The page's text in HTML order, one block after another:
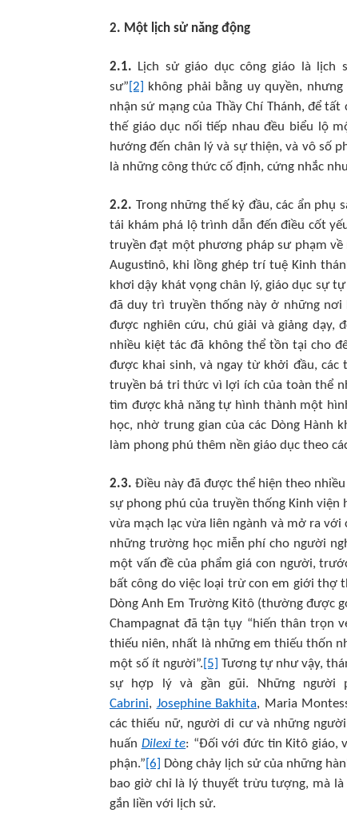
2. Một lịch sử năng động
2.1. Lịch sử giáo dục công giáo là lịch
sư” [2] không phải bằng uy quyền,
nhận sứ mạng của Thầy Chí Thánh, để
thế giáo dục nối tiếp nhau đều biểu lộ
hướng đến chân lý và sự thiện, và vô số
là những công thức cố định, cứng nhắc
2.2. Trong những thế kỷ đầu, các ẩn phụ
tái khám phá lộ trình dẫn đến điều cốt
truyền đạt một phương pháp sư phạm về
Augustinô, khi lồng ghép trí tuệ Kinh
khơi dậy khát vọng chân lý, giáo dục sự
đã duy trì truyền thống này ở những nơi
được nghiên cứu, chú giải và giảng dạy,
nhiều kiệt tác đã không thể tồn tại cho
được khai sinh, và ngay từ khởi đầu,
truyền bá tri thức vì lợi ích của toàn thể
tìm được khả năng tự hình thành một
học, nhờ trung gian của các Dòng Hành
làm phong phú thêm nền giáo dục theo
2.3. Điều này đã được thể hiện theo
sự phong phú của truyền thống Kinh
vừa mạch lạc vừa liên ngành và mở ra với
những trường học miễn phí cho người
một vấn đề của phẩm giá con người,
bất công do việc loại trừ con em giới thợ
Dòng Anh Em Trường Kitô (thường được
Champagnat đã tận tụy “hiến thân trọn
thiếu niên, nhất là những em thiếu thốn
một số ít người”. [5] Tương tự như vậy,
sự hợp lý và gần gũi. Những người
Cabrini, Josephine Bakhita, Maria
các thiếu nữ, người di cư và những
huấn Dilexi te: “Đối với đức tin Kitô giáo,
phận.” [6] Dòng chảy lịch sử của những
bao giờ chỉ là lý thuyết trừu tượng, mà
gắn liền với lịch sử.